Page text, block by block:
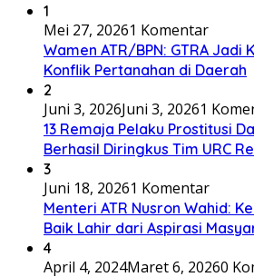
1
Mei 27, 20261 Komentar
Wamen ATR/BPN: GTRA Jadi
Konflik Pertanahan di Daerah
2
Juni 3, 2026Juni 3, 20261
13 Remaja Pelaku Prostitusi
Berhasil Diringkus Tim URC
3
Juni 18, 20261 Komentar
Menteri ATR Nusron Wahid:
Baik Lahir dari Aspirasi
4
April 4, 2024Maret 6, 20260